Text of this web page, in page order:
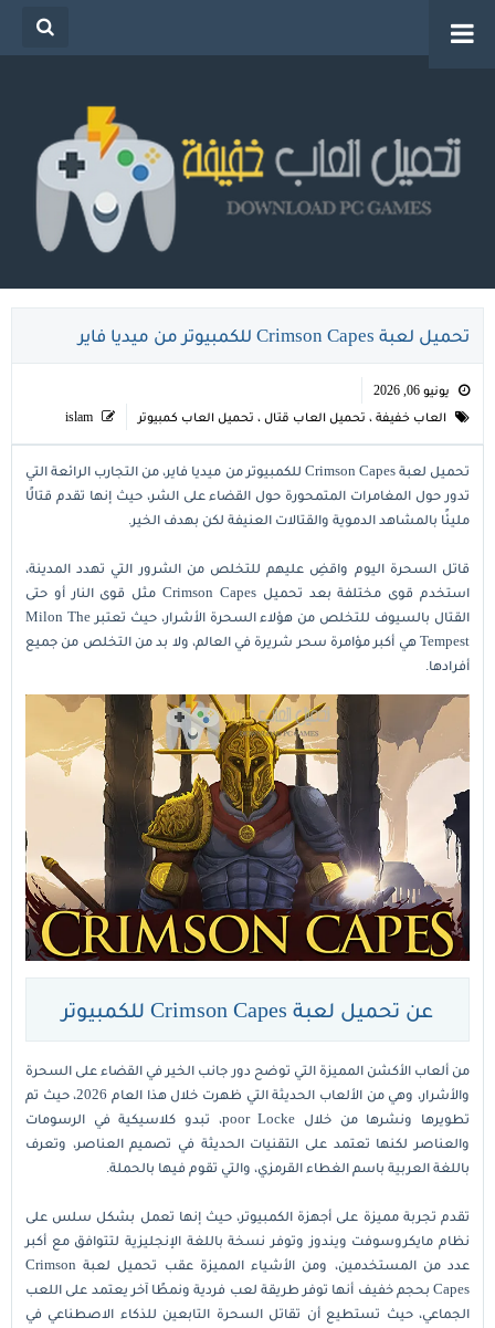
تحميل العاب خفيفة للكمبيوتر من ميديا فاير للاجهزة
الضعيفة
تحميل لعبة Crimson Capes للكمبيوتر من ميديا فاير
يونيو 06, 2026
العاب خفيفة ، تحميل العاب قتال ، تحميل العاب كمبيوتر islam
تحميل لعبة Crimson Capes للكمبيوتر من ميديا فاير، من التجارب الرائعة التي
تدور حول المغامرات المتمحورة حول القضاء على الشر، حيث إنها تقدم قتالًا
مليئًا بالمشاهد الدموية والقتالات العنيفة لكن بهدف الخير.
قاتل السحرة اليوم واقضِ عليهم للتخلص من الشرور التي تهدد المدينة،
استخدم قوى مختلفة بعد تحميل Crimson Capes مثل قوى النار أو حتى
القتال بالسيوف للتخلص من هؤلاء السحرة الأشرار، حيث تعتبر Milon The
Tempest هي أكبر مؤامرة سحر شريرة في العالم، ولا بد من التخلص من جميع
أفرادها.
عن تحميل لعبة Crimson Capes للكمبيوتر
من ألعاب الأكشن المميزة التي توضح دور جانب الخير في القضاء على السحرة
والأشرار، وهي من الألعاب الحديثة التي ظهرت خلال هذا العام 2026، حيث تم
تطويرها ونشرها من خلال poor Locke، تبدو كلاسيكية في الرسومات
والعناصر لكنها تعتمد على التقنيات الحديثة في تصميم العناصر، وتعرف
باللغة العربية باسم الغطاء القرمزي، والتي تقوم فيها بالحملة.
تقدم تجربة مميزة على أجهزة الكمبيوتر، حيث إنها تعمل بشكل سلس على
نظام مايكروسوفت ويندوز وتوفر نسخة باللغة الإنجليزية لتتوافق مع أكبر
عدد من المستخدمين، ومن الأشياء المميزة عقب تحميل لعبة Crimson
Capes بحجم خفيف أنها توفر طريقة لعب فردية ونمطًا آخر يعتمد على اللعب
الجماعي، حيث تستطيع أن تقاتل السحرة التابعين للذكاء الاصطناعي في